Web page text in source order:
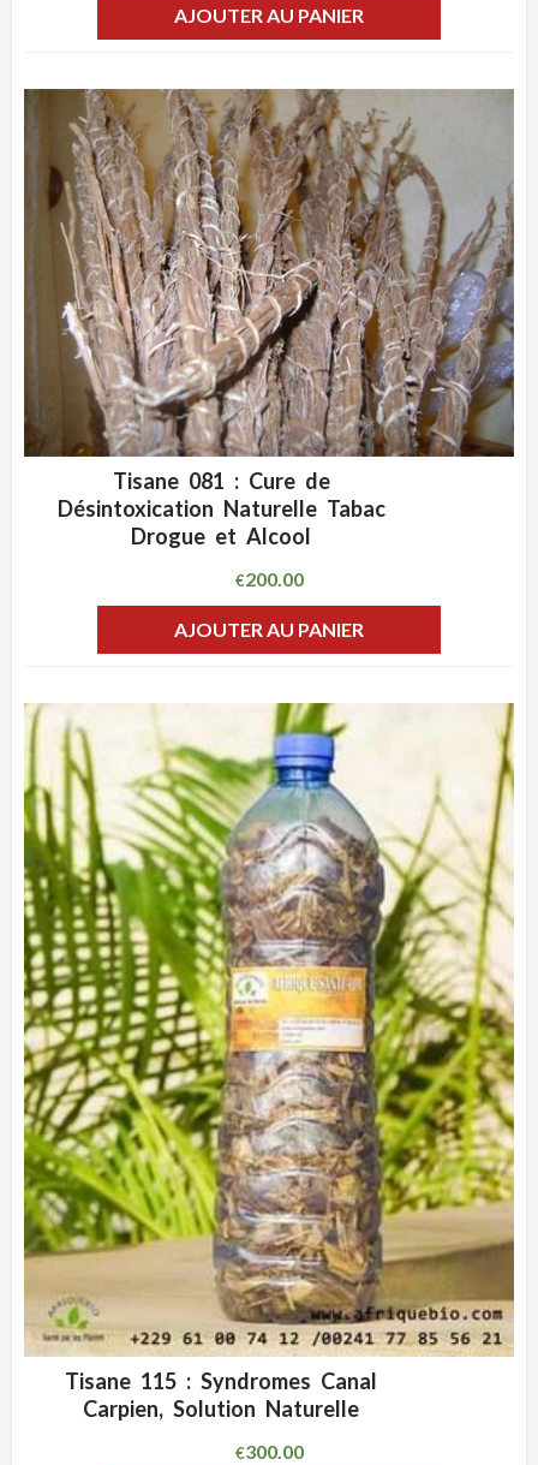
AJOUTER AU PANIER
ADD WISHLIST
Tisane 081 : Cure de
Désintoxication Naturelle Tabac
Drogue et Alcool
€200.00
AJOUTER AU PANIER
ADD WISHLIST
Tisane 115 : Syndromes Canal
Carpien, Solution Naturelle
€300.00